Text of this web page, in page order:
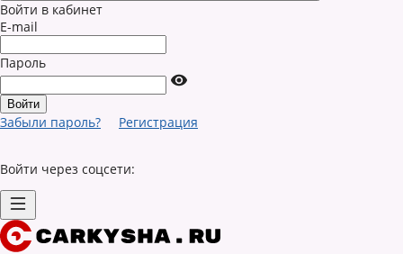
Войти в кабинет
E-mail
Пароль
Забыли пароль? Регистрация
Войти через соцсети: